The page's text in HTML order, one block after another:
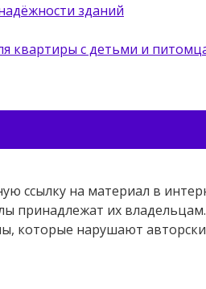
зданий
квартиры с детьми и
ссылку на материал в
принадлежат их
которые нарушают